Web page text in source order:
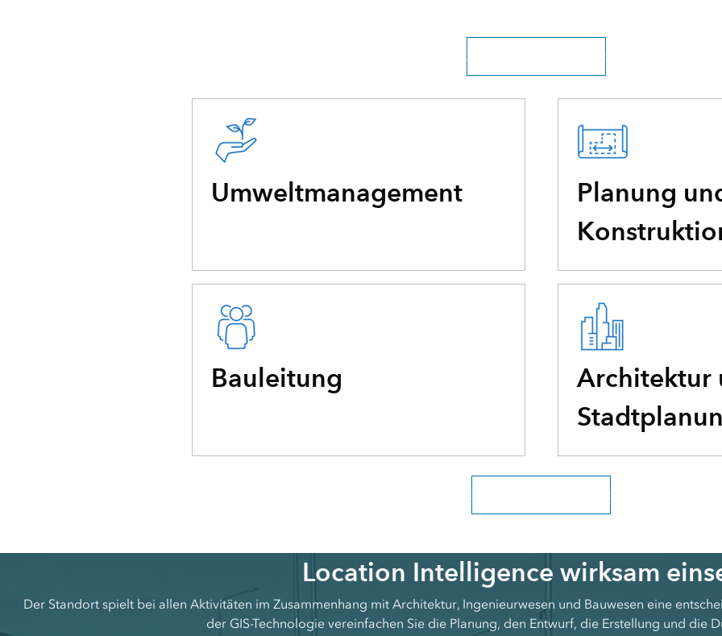
Zur gesamten Übersicht
Umweltmanagement
Planung
Bauleitung
Architektur
Zur gesamten Übersicht
Location Intelligence wirksam
Der Standort spielt bei allen Aktivitäten im Zusammenhang mit Architektur, Ingenieurwesen und Bauwesen eine
der GIS-Technologie vereinfachen Sie die Planung, den Entwurf, die Erstellung und die